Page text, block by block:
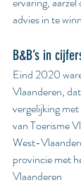
advies in te
B&B’s in
Eind 2020
Vlaanderen,
vergelijking
van Toerisme
West-
provincie met
Vlaanderen